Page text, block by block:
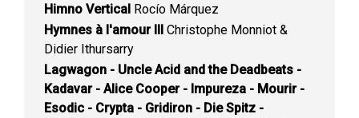
Himno Vertical Rocío Márquez
Hymnes à l'amour III Christophe Monniot &
Didier Ithursarry
Lagwagon - Uncle Acid and the Deadbeats -
Kadavar - Alice Cooper - Impureza - Mourir -
Esodic - Crypta - Gridiron - Die Spitz -